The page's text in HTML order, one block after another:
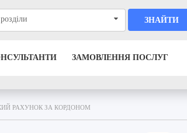
ЗНАЙТИ
ЗАМОВЛЕННЯ ПОСЛУГ
РАХУНОК ЗА КОРДОНОМ